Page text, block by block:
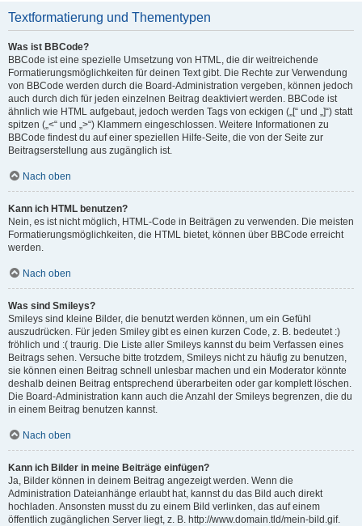
Textformatierung und Thementypen
Was ist BBCode?
BBCode ist eine spezielle Umsetzung von HTML, die dir weitreichende
Formatierungsmöglichkeiten für deinen Text gibt. Die Rechte zur Verwendung
von BBCode werden durch die Board-Administration vergeben, können jedoch
auch durch dich für jeden einzelnen Beitrag deaktiviert werden. BBCode ist
ähnlich wie HTML aufgebaut, jedoch werden Tags von eckigen („[“ und „]“) statt
spitzen („<“ und „>“) Klammern eingeschlossen. Weitere Informationen zu
BBCode findest du auf einer speziellen Hilfe-Seite, die von der Seite zur
Beitragserstellung aus zugänglich ist.
Nach oben
Kann ich HTML benutzen?
Nein, es ist nicht möglich, HTML-Code in Beiträgen zu verwenden. Die meisten
Formatierungsmöglichkeiten, die HTML bietet, können über BBCode erreicht
werden.
Nach oben
Was sind Smileys?
Smileys sind kleine Bilder, die benutzt werden können, um ein Gefühl
auszudrücken. Für jeden Smiley gibt es einen kurzen Code, z. B. bedeutet :)
fröhlich und :( traurig. Die Liste aller Smileys kannst du beim Verfassen eines
Beitrags sehen. Versuche bitte trotzdem, Smileys nicht zu häufig zu benutzen,
sie können einen Beitrag schnell unlesbar machen und ein Moderator könnte
deshalb deinen Beitrag entsprechend überarbeiten oder gar komplett löschen.
Die Board-Administration kann auch die Anzahl der Smileys begrenzen, die du
in einem Beitrag benutzen kannst.
Nach oben
Kann ich Bilder in meine Beiträge einfügen?
Ja, Bilder können in deinem Beitrag angezeigt werden. Wenn die
Administration Dateianhänge erlaubt hat, kannst du das Bild auch direkt
hochladen. Ansonsten musst du zu einem Bild verlinken, das auf einem
öffentlich zugänglichen Server liegt, z. B. http://www.domain.tld/mein-bild.gif.